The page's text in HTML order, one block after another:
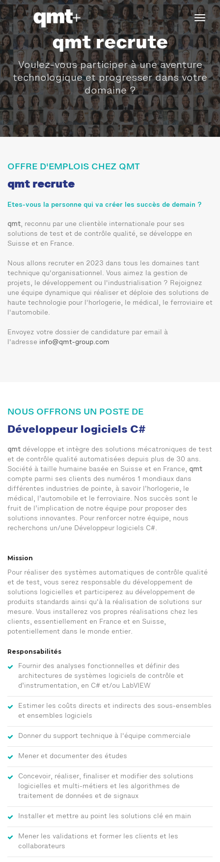
qmt recrute
Voulez-vous participer à une aventure
technologique et progresser dans votre
domaine ?
OFFRE D'EMPLOIS CHEZ QMT
qmt recrute
Etes-vous la personne qui va créer les succès de demain ?
qmt, reconnu par une clientèle internationale pour ses
solutions de test et de contrôle qualité, se développe en
Suisse et en France.
Nous allons recruter en 2023 dans tous les domaines tant
technique qu'organisationnel. Vous aimez la gestion de
projets, le développement ou l'industrialisation ? Rejoignez
une équipe dynamique qui réaliser et déploie des solutions de
haute technologie pour l'horlogerie, le médical, le ferroviaire et
l'automobile.
Envoyez votre dossier de candidature par email à
l'adresse info@qmt-group.com
NOUS OFFRONS UN POSTE DE
Développeur logiciels C#
qmt développe et intègre des solutions mécatroniques de test
et de contrôle qualité automatisées depuis plus de 30 ans.
Société à taille humaine basée en Suisse et en France, qmt
compte parmi ses clients des numéros 1 mondiaux dans
différentes industries de pointe, à savoir l’horlogerie, le
médical, l’automobile et le ferroviaire. Nos succès sont le
fruit de l’implication de notre équipe pour proposer des
solutions innovantes. Pour renforcer notre équipe, nous
recherchons un/une Développeur logiciels C#.
Mission
Pour réaliser des systèmes automatiques de contrôle qualité
et de test, vous serez responsable du développement de
solutions logicielles et participerez au développement de
produits standards ainsi qu'à la réalisation de solutions sur
mesure. Vous installerez vos propres réalisations chez les
clients, essentiellement en France et en Suisse,
potentiellement dans le monde entier.
Responsabilités
Fournir des analyses fonctionnelles et définir des
architectures de systèmes logiciels de contrôle et
d’instrumentation, en C# et/ou LabVIEW
Estimer les coûts directs et indirects des sous-ensembles
et ensembles logiciels
Donner du support technique à l'équipe commerciale
Mener et documenter des études
Concevoir, réaliser, finaliser et modifier des solutions
logicielles et multi-métiers et les algorithmes de
traitement de données et de signaux
Installer et mettre au point les solutions clé en main
Mener les validations et former les clients et les
collaborateurs